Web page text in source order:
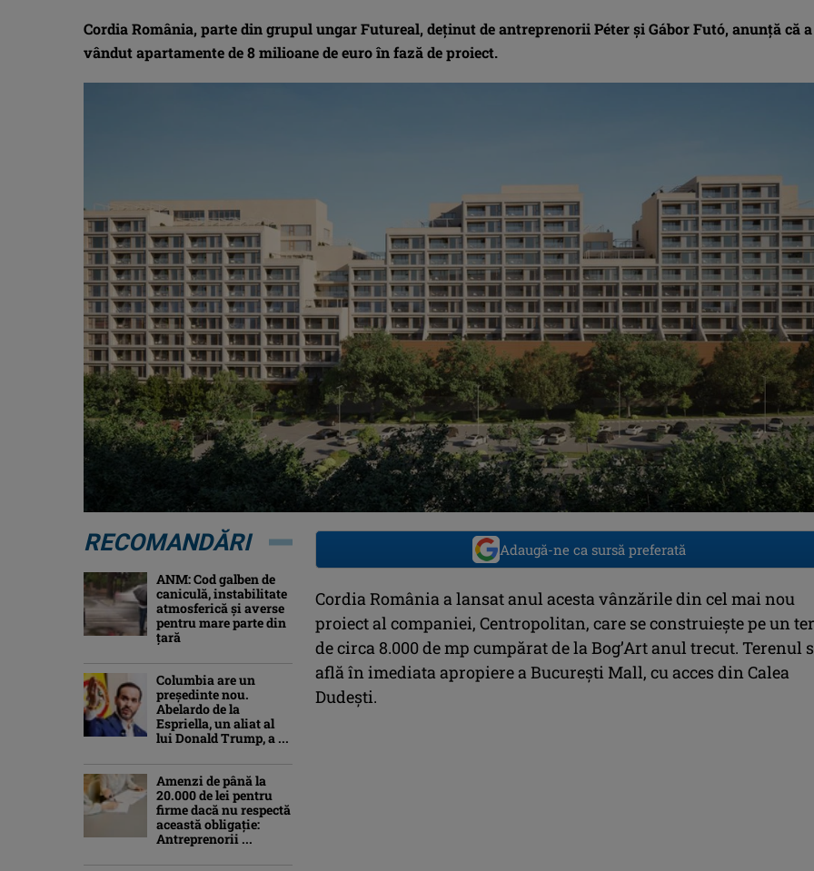
Cordia România, parte din grupul ungar Futureal, deținut de antreprenorii Péter și Gábor Futó, anunță că
vândut apartamente de 8 milioane de euro în fază de proiect.
Adaugă-ne ca sursă preferată
Cordia România a lansat anul acesta vânzările din cel mai nou
proiect al companiei, Centropolitan, care se construiește pe un
de circa 8.000 de mp cumpărat de la Bog’Art anul trecut. Terenul
află în imediata apropiere a București Mall, cu acces din Calea
Dudești.
RECOMANDĂRI
ANM: Cod galben de
caniculă, instabilitate
atmosferică și averse
pentru mare parte din
țară
Columbia are un
președinte nou.
Abelardo de la
Espriella, un aliat al
lui Donald Trump, a ...
Amenzi de până la
20.000 de lei pentru
firme dacă nu respectă
această obligație:
Antreprenorii ...